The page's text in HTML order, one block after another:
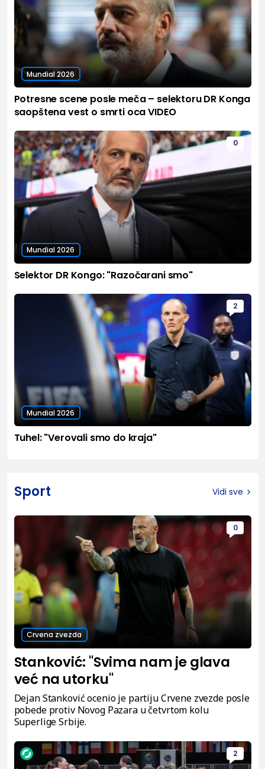
Mundial 2026
Potresne scene posle meča – selektoru DR Konga
saopštena vest o smrti oca VIDEO
0
Mundial 2026
Selektor DR Kongo: "Razočarani smo"
2
Mundial 2026
Tuhel: "Verovali smo do kraja"
Sport Vidi sve
0
Crvena zvezda
Stanković: "Svima nam je glava
već na utorku"
Dejan Stanković ocenio je partiju Crvene zvezde posle
pobede protiv Novog Pazara u četvrtom kolu
Superlige Srbije.
2